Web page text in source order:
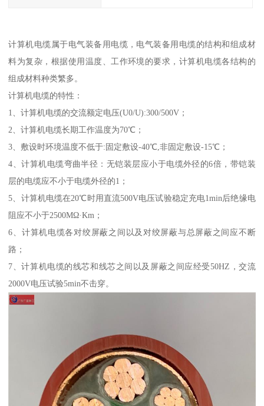
计算机电缆属于电气装备用电缆，电气装备用电缆的结构和组成材
料为复杂，根据使用温度、工作环境的要求，计算机电缆各结构的
组成材料种类繁多。
计算机电缆的特性：
1、计算机电缆的交流额定电压(U0/U):300/500V；
2、计算机电缆长期工作温度为70℃；
3、敷设时环境温度不低于:固定敷设-40℃,非固定敷设-15℃；
4、计算机电缆弯曲半径：无铠装层应小于电缆外径的6倍，带铠装
层的电缆应不小于电缆外径的1；
5、计算机电缆在20℃时用直流500V电压试验稳定充电1min后绝缘电
阻应不小于2500MΩ·Km；
6、计算机电缆各对绞屏蔽之间以及对绞屏蔽与总屏蔽之间应不断
路；
7、计算机电缆的线芯和线芯之间以及屏蔽之间应经受50HZ，交流
2000V电压试验5min不击穿。